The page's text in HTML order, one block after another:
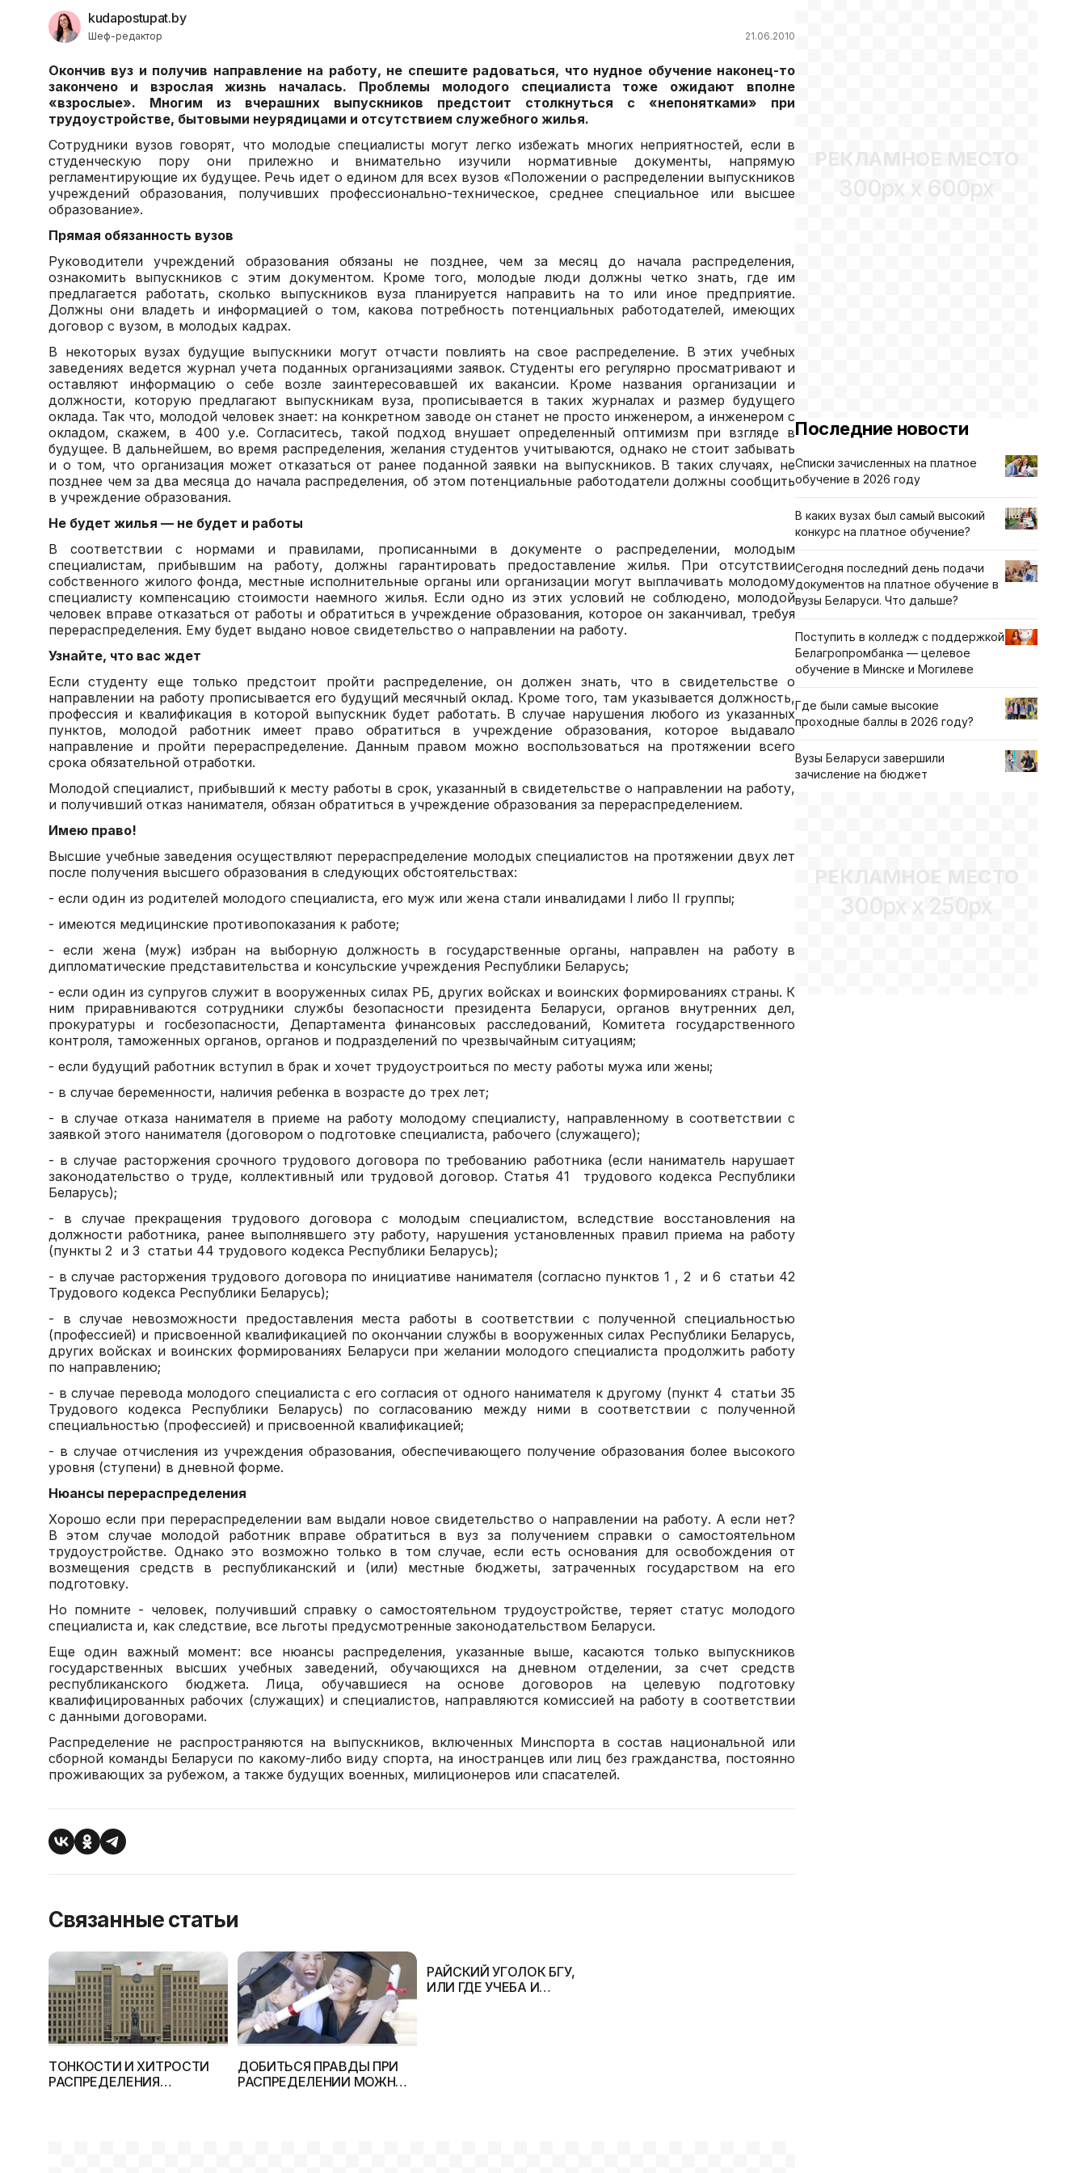
kudapostupat.by
Шеф-редактор 21.06.2010
Окончив вуз и получив направление на работу, не спешите радоваться, что нудное обучение наконец-то
закончено и взрослая жизнь началась. Проблемы молодого специалиста тоже ожидают вполне
«взрослые». Многим из вчерашних выпускников предстоит столкнуться с «непонятками» при
трудоустройстве, бытовыми неурядицами и отсутствием служебного жилья.
Сотрудники вузов говорят, что молодые специалисты могут легко избежать многих неприятностей, если в
студенческую пору они прилежно и внимательно изучили нормативные документы, напрямую
регламентирующие их будущее. Речь идет о едином для всех вузов «Положении о распределении выпускников
учреждений образования, получивших профессионально-техническое, среднее специальное или высшее
образование».
Прямая обязанность вузов
Руководители учреждений образования обязаны не позднее, чем за месяц до начала распределения,
ознакомить выпускников с этим документом. Кроме того, молодые люди должны четко знать, где им
предлагается работать, сколько выпускников вуза планируется направить на то или иное предприятие.
Должны они владеть и информацией о том, какова потребность потенциальных работодателей, имеющих
договор с вузом, в молодых кадрах.
В некоторых вузах будущие выпускники могут отчасти повлиять на свое распределение. В этих учебных
заведениях ведется журнал учета поданных организациями заявок. Студенты его регулярно просматривают и
оставляют информацию о себе возле заинтересовавшей их вакансии. Кроме названия организации и
должности, которую предлагают выпускникам вуза, прописывается в таких журналах и размер будущего
оклада. Так что, молодой человек знает: на конкретном заводе он станет не просто инженером, а инженером с
окладом, скажем, в 400 у.е. Согласитесь, такой подход внушает определенный оптимизм при взгляде в
будущее. В дальнейшем, во время распределения, желания студентов учитываются, однако не стоит забывать
и о том, что организация может отказаться от ранее поданной заявки на выпускников. В таких случаях, не
позднее чем за два месяца до начала распределения, об этом потенциальные работодатели должны сообщить
в учреждение образования.
Не будет жилья — не будет и работы
В соответствии с нормами и правилами, прописанными в документе о распределении, молодым
специалистам, прибывшим на работу, должны гарантировать предоставление жилья. При отсутствии
собственного жилого фонда, местные исполнительные органы или организации могут выплачивать молодому
специалисту компенсацию стоимости наемного жилья. Если одно из этих условий не соблюдено, молодой
человек вправе отказаться от работы и обратиться в учреждение образования, которое он заканчивал, требуя
перераспределения. Ему будет выдано новое свидетельство о направлении на работу.
Узнайте, что вас ждет
Если студенту еще только предстоит пройти распределение, он должен знать, что в свидетельстве о
направлении на работу прописывается его будущий месячный оклад. Кроме того, там указывается должность,
профессия и квалификация в которой выпускник будет работать. В случае нарушения любого из указанных
пунктов, молодой работник имеет право обратиться в учреждение образования, которое выдавало
направление и пройти перераспределение. Данным правом можно воспользоваться на протяжении всего
срока обязательной отработки.
Молодой специалист, прибывший к месту работы в срок, указанный в свидетельстве о направлении на работу,
и получивший отказ нанимателя, обязан обратиться в учреждение образования за перераспределением.
Имею право!
Высшие учебные заведения осуществляют перераспределение молодых специалистов на протяжении двух лет
после получения высшего образования в следующих обстоятельствах:
- если один из родителей молодого специалиста, его муж или жена стали инвалидами I либо II группы;
- имеются медицинские противопоказания к работе;
- если жена (муж) избран на выборную должность в государственные органы, направлен на работу в
дипломатические представительства и консульские учреждения Республики Беларусь;
- если один из супругов служит в вооруженных силах РБ, других войсках и воинских формированиях страны. К
ним приравниваются сотрудники службы безопасности президента Беларуси, органов внутренних дел,
прокуратуры и госбезопасности, Департамента финансовых расследований, Комитета государственного
контроля, таможенных органов, органов и подразделений по чрезвычайным ситуациям;
- если будущий работник вступил в брак и хочет трудоустроиться по месту работы мужа или жены;
- в случае беременности, наличия ребенка в возрасте до трех лет;
- в случае отказа нанимателя в приеме на работу молодому специалисту, направленному в соответствии с
заявкой этого нанимателя (договором о подготовке специалиста, рабочего (служащего);
- в случае расторжения срочного трудового договора по требованию работника (если наниматель нарушает
законодательство о труде, коллективный или трудовой договор. Статья 41 трудового кодекса Республики
Беларусь);
- в случае прекращения трудового договора с молодым специалистом, вследствие восстановления на
должности работника, ранее выполнявшего эту работу, нарушения установленных правил приема на работу
(пункты 2 и 3 статьи 44 трудового кодекса Республики Беларусь);
- в случае расторжения трудового договора по инициативе нанимателя (согласно пунктов 1 , 2 и 6 статьи 42
Трудового кодекса Республики Беларусь);
- в случае невозможности предоставления места работы в соответствии с полученной специальностью
(профессией) и присвоенной квалификацией по окончании службы в вооруженных силах Республики Беларусь,
других войсках и воинских формированиях Беларуси при желании молодого специалиста продолжить работу
по направлению;
- в случае перевода молодого специалиста с его согласия от одного нанимателя к другому (пункт 4 статьи 35
Трудового кодекса Республики Беларусь) по согласованию между ними в соответствии с полученной
специальностью (профессией) и присвоенной квалификацией;
- в случае отчисления из учреждения образования, обеспечивающего получение образования более высокого
уровня (ступени) в дневной форме.
Нюансы перераспределения
Хорошо если при перераспределении вам выдали новое свидетельство о направлении на работу. А если нет?
В этом случае молодой работник вправе обратиться в вуз за получением справки о самостоятельном
трудоустройстве. Однако это возможно только в том случае, если есть основания для освобождения от
возмещения средств в республиканский и (или) местные бюджеты, затраченных государством на его
подготовку.
Но помните - человек, получивший справку о самостоятельном трудоустройстве, теряет статус молодого
специалиста и, как следствие, все льготы предусмотренные законодательством Беларуси.
Еще один важный момент: все нюансы распределения, указанные выше, касаются только выпускников
государственных высших учебных заведений, обучающихся на дневном отделении, за счет средств
республиканского бюджета. Лица, обучавшиеся на основе договоров на целевую подготовку
квалифицированных рабочих (служащих) и специалистов, направляются комиссией на работу в соответствии
с данными договорами.
Распределение не распространяются на выпускников, включенных Минспорта в состав национальной или
сборной команды Беларуси по какому-либо виду спорта, на иностранцев или лиц без гражданства, постоянно
проживающих за рубежом, а также будущих военных, милиционеров или спасателей.
Связанные статьи
ТОНКОСТИ И ХИТРОСТИ
РАСПРЕДЕЛЕНИЯ
ДОБИТЬСЯ ПРАВДЫ ПРИ
РАСПРЕДЕЛЕНИИ МОЖНО
РАЙСКИЙ УГОЛОК БГУ,
ИЛИ ГДЕ УЧЕБА И
РЕКЛАМНОЕ МЕСТО
300px x 600px
Последние новости
Списки зачисленных на платное
обучение в 2026 году
В каких вузах был самый высокий
конкурс на платное обучение?
Сегодня последний день подачи
документов на платное обучение в
вузы Беларуси. Что дальше?
Поступить в колледж с поддержкой
Белагропромбанка — целевое
обучение в Минске и Могилеве
Где были самые высокие
проходные баллы в 2026 году?
Вузы Беларуси завершили
зачисление на бюджет
РЕКЛАМНОЕ МЕСТО
300px x 250px